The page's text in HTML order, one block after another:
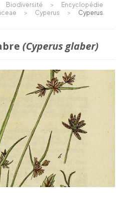
Biodiversité >
Encyclopédie
> Cyperus >
Cyperus
(Cyperus glaber)